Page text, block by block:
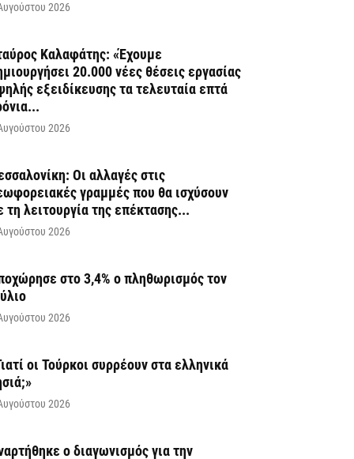
2026
Καλαφάτης: «Έχουμε
20.000 νέες θέσεις εργασίας
εξειδίκευσης τα τελευταία επτά
2026
Οι αλλαγές στις
γραμμές που θα ισχύσουν
τη λειτουργία της επέκτασης...
2026
στο 3,4% ο πληθωρισμός τον
2026
οι Τούρκοι συρρέουν στα ελληνικά
2026
o διαγωνισμός για την